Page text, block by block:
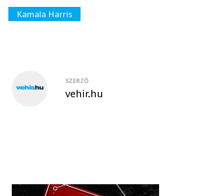
Kamala Harris
SZERZŐ
vehir.hu